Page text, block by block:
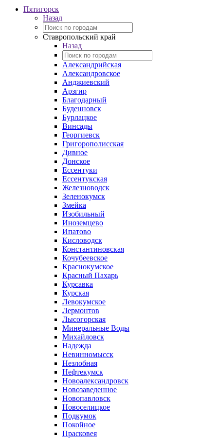
Пятигорск
Назад
Ставропольский край
Назад
Александрийская
Александровское
Анджиевский
Арзгир
Благодарный
Буденновск
Бурлацкое
Винсады
Георгиевск
Григорополисская
Дивное
Донское
Ессентуки
Ессентукская
Железноводск
Зеленокумск
Змейка
Изобильный
Иноземцево
Ипатово
Кисловодск
Константиновская
Кочубеевское
Краснокумское
Красный Пахарь
Курсавка
Курская
Левокумское
Лермонтов
Лысогорская
Минеральные Воды
Михайловск
Надежда
Невинномысск
Незлобная
Нефтекумск
Новоалександровск
Новозаведенное
Новопавловск
Новоселицкое
Подкумок
Покойное
Прасковея